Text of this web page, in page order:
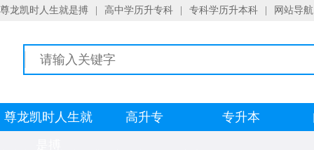
尊龙凯时人生就是搏 高中学历升专科 专科学历升本科 网站导航
尊龙凯时人生就
高升专 专升本